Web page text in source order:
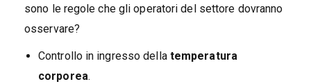
sono le regole che gli operatori del settore dovranno
osservare?
Controllo in ingresso della temperatura
corporea.